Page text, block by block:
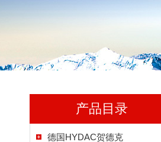
产品目录
德国HYDAC贺德克